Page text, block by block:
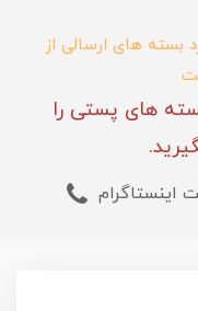
بسته های ارسالی از
های پستی را
اینستاگرام